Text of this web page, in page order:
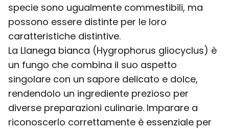
specie sono ugualmente commestibili, ma
possono essere distinte per le loro
caratteristiche distintive.
La Llanega bianca (Hygrophorus gliocyclus) è
un fungo che combina il suo aspetto
singolare con un sapore delicato e dolce,
rendendolo un ingrediente prezioso per
diverse preparazioni culinarie. Imparare a
riconoscerlo correttamente è essenziale per